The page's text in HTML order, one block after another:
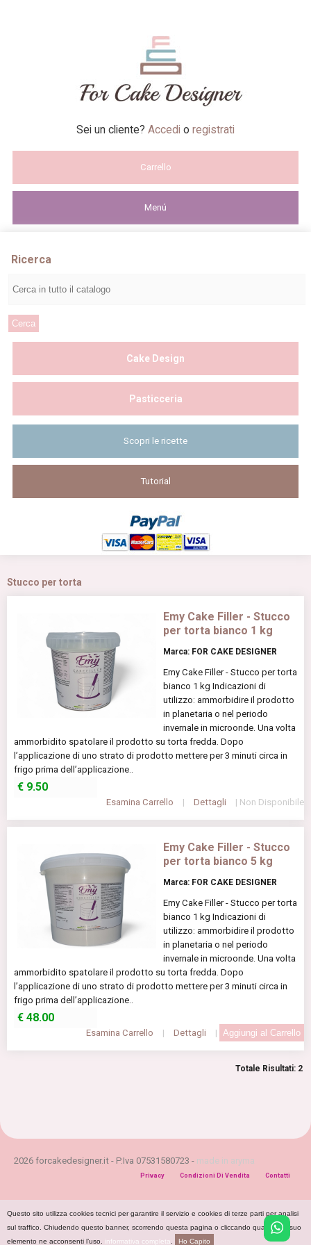
Sei un cliente? Accedi o registrati
Carrello
Menú
Ricerca
Cake Design
Pasticceria
Scopri le ricette
Tutorial
Stucco per torta
Emy Cake Filler - Stucco
per torta bianco 1 kg
Marca: FOR CAKE DESIGNER
Emy Cake Filler - Stucco per torta
bianco 1 kg Indicazioni di
utilizzo: ammorbidire il prodotto
in planetaria o nel periodo
invernale in microonde. Una volta
ammorbidito spatolare il prodotto su torta fredda. Dopo
l’applicazione di uno strato di prodotto mettere per 3 minuti circa in
frigo prima dell’applicazione..
€ 9.50
Esamina Carrello | Dettagli | Non Disponibile
Emy Cake Filler - Stucco
per torta bianco 5 kg
Marca: FOR CAKE DESIGNER
Emy Cake Filler - Stucco per torta
bianco 1 kg Indicazioni di
utilizzo: ammorbidire il prodotto
in planetaria o nel periodo
invernale in microonde. Una volta
ammorbidito spatolare il prodotto su torta fredda. Dopo
l’applicazione di uno strato di prodotto mettere per 3 minuti circa in
frigo prima dell’applicazione..
€ 48.00
Esamina Carrello | Dettagli |
Totale Risultati: 2
2026 forcakedesigner.it - P.Iva 07531580723 - made in aryma
Privacy Condizioni Di Vendita Contatti
Questo sito utilizza cookies tecnici per garantire il servizio e cookies di terze parti per analisi
sul traffico. Chiudendo questo banner, scorrendo questa pagina o cliccando qualunque suo
elemento ne acconsenti l’uso.
informativa completa Ho Capito